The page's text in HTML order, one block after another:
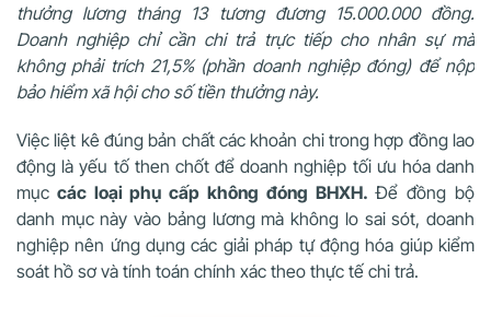
thưởng lương tháng 13 tương đương 15.000.000 đồng.
Doanh nghiệp chỉ cần chi trả trực tiếp cho nhân sự mà
không phải trích 21,5% (phần doanh nghiệp đóng) để nộp
bảo hiểm xã hội cho số tiền thưởng này.
Việc liệt kê đúng bản chất các khoản chi trong hợp đồng lao
động là yếu tố then chốt để doanh nghiệp tối ưu hóa danh
mục các loại phụ cấp không đóng BHXH. Để đồng bộ
danh mục này vào bảng lương mà không lo sai sót, doanh
nghiệp nên ứng dụng các giải pháp tự động hóa giúp kiểm
soát hồ sơ và tính toán chính xác theo thực tế chi trả.